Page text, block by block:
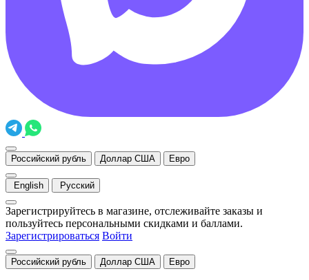
Российский рубль Доллар США Евро
English Русский
Зарегистрируйтесь в магазине, отслеживайте заказы и
пользуйтесь персональными скидками и баллами.
Зарегистрироваться Войти
Российский рубль Доллар США Евро